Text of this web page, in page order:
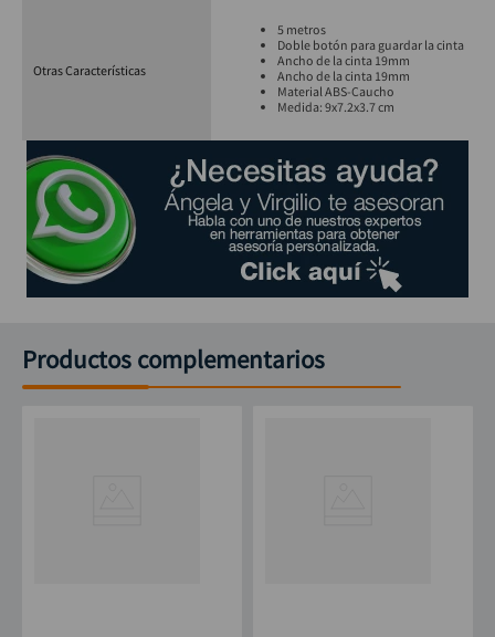
Otras Características
5 metros
Doble botón para guardar la cinta
Ancho de la cinta 19mm
Ancho de la cinta 19mm
Material ABS-Caucho
Medida: 9x7.2x3.7 cm
Productos complementarios